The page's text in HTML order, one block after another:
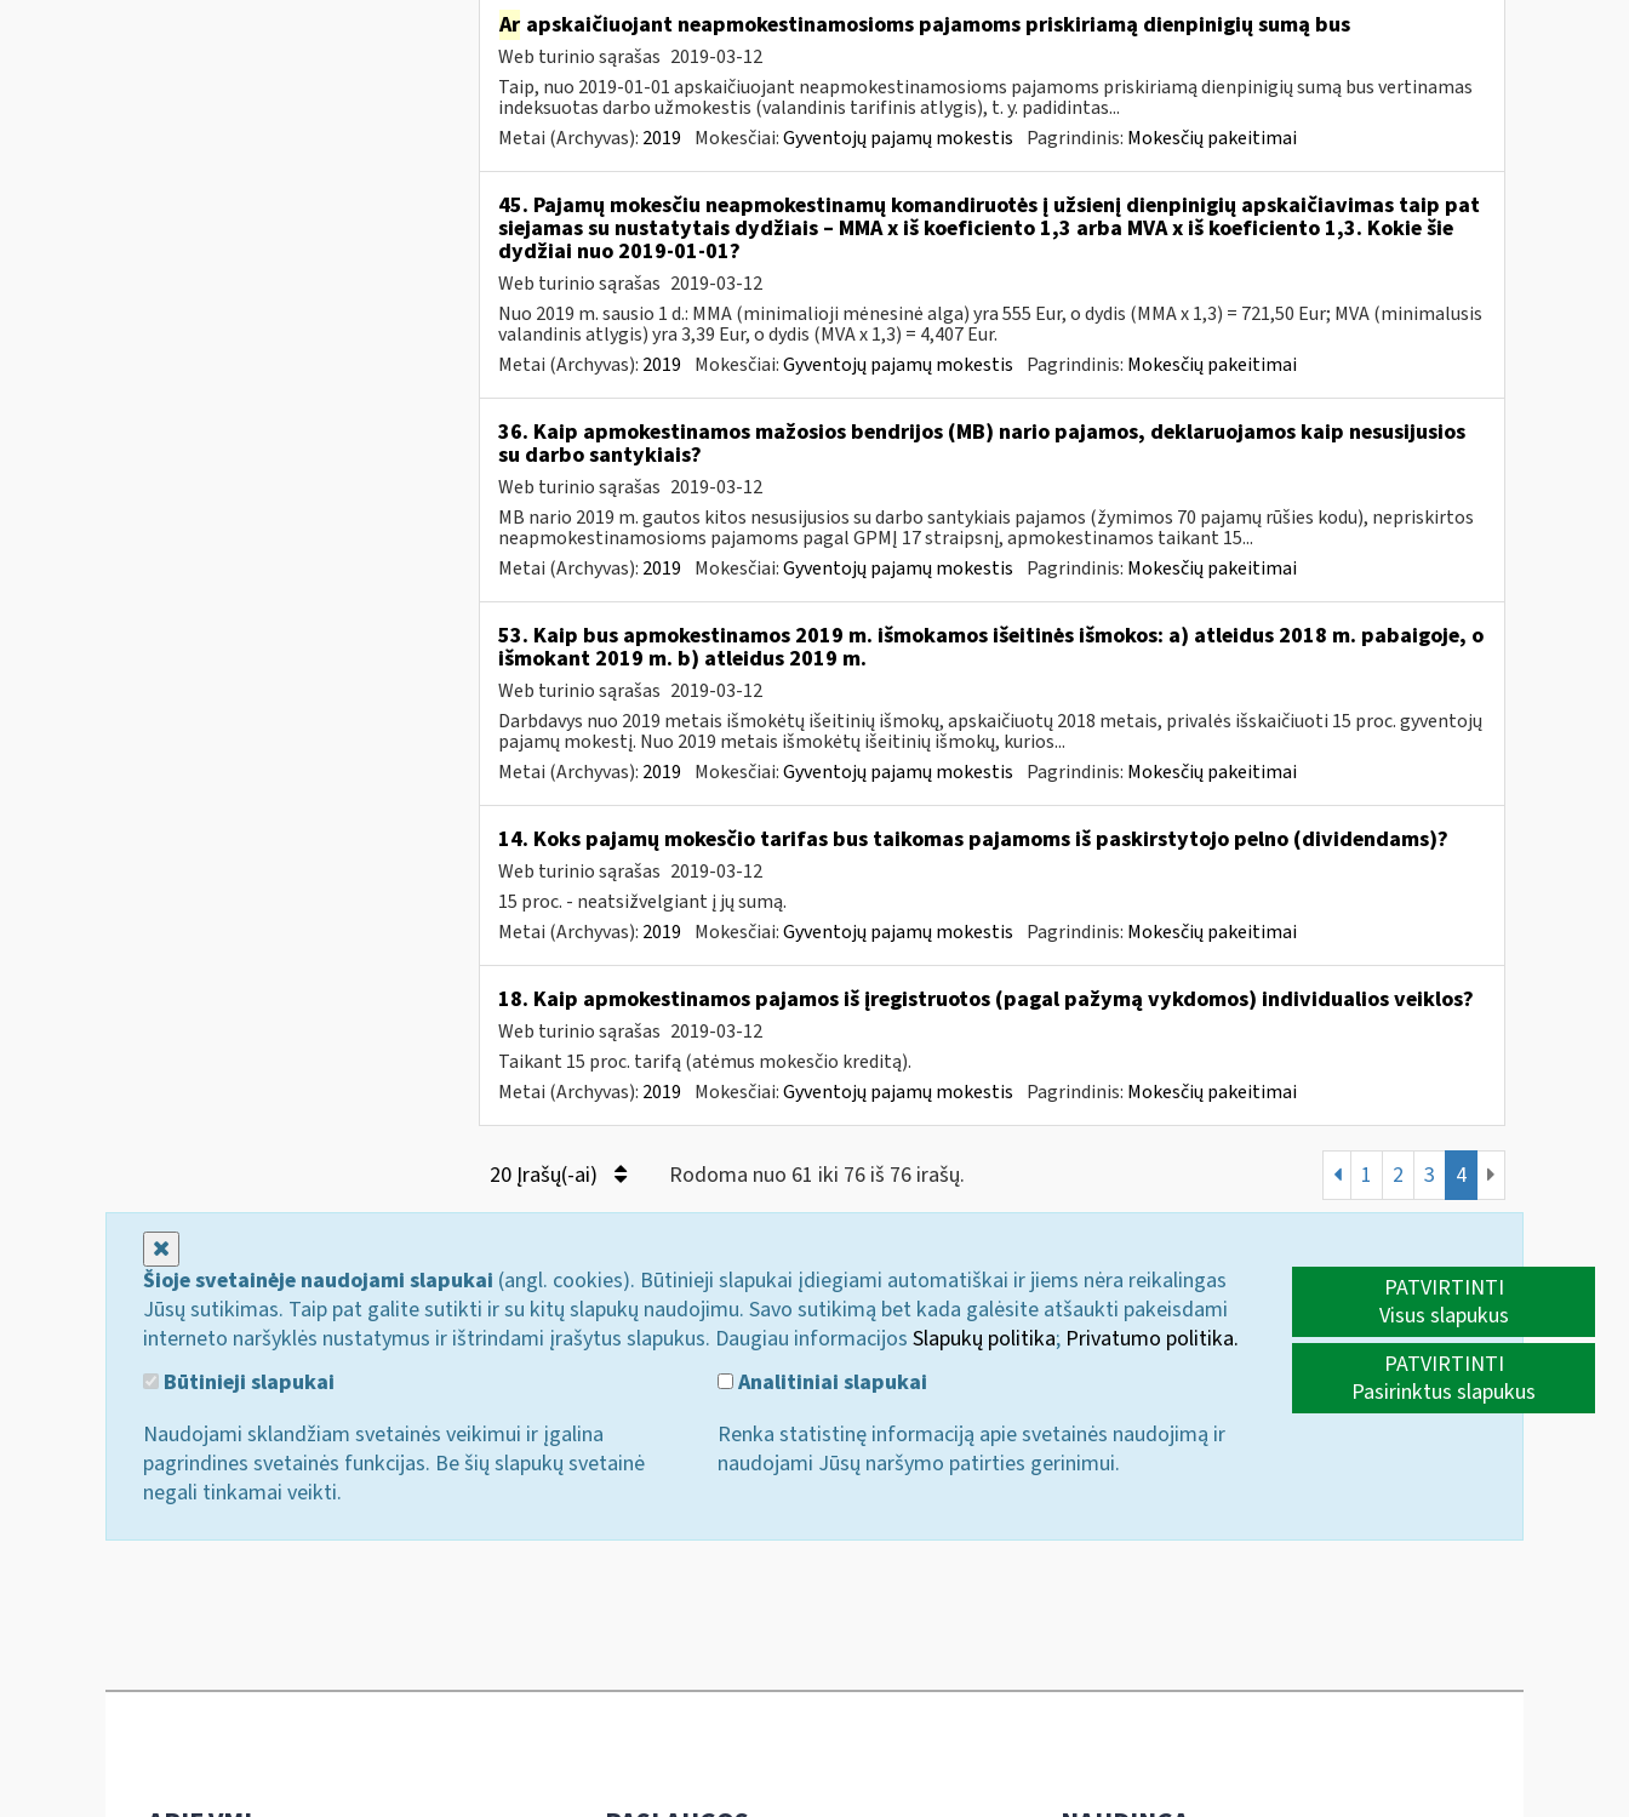
Arapskaičiuojant neapmokestinamosioms pajamoms priskiriamą dienpinigių sumą bus
Web turinio sąrašas 2019-03-12
Taip, nuo 2019-01-01 apskaičiuojant neapmokestinamosioms pajamoms priskiriamą dienpinigių sumą bus vertinamas
indeksuotas darbo užmokestis (valandinis tarifinis atlygis), t. y. padidintas...
Metai (Archyvas): 2019 Mokesčiai:Gyventojų pajamų mokestis Pagrindinis: Mokesčių pakeitimai
45. Pajamų mokesčiu neapmokestinamų komandiruotės į užsienį dienpinigių apskaičiavimas taip pat
siejamas su nustatytais dydžiais – MMA x iš koeficiento 1,3 arba MVA x iš koeficiento 1,3. Kokie šie
dydžiai nuo 2019-01-01?
Web turinio sąrašas 2019-03-12
Nuo 2019 m. sausio 1 d.: MMA (minimalioji mėnesinė alga) yra 555 Eur, o dydis (MMA x 1,3) = 721,50 Eur; MVA (minimalusis
valandinis atlygis) yra 3,39 Eur, o dydis (MVA x 1,3) = 4,407 Eur.
Metai (Archyvas): 2019 Mokesčiai:Gyventojų pajamų mokestis Pagrindinis: Mokesčių pakeitimai
36. Kaip apmokestinamos mažosios bendrijos (MB) nario pajamos, deklaruojamos kaip nesusijusios
su darbo santykiais?
Web turinio sąrašas 2019-03-12
MB nario 2019 m. gautos kitos nesusijusios su darbo santykiais pajamos (žymimos 70 pajamų rūšies kodu), nepriskirtos
neapmokestinamosioms pajamoms pagal GPMĮ 17 straipsnį, apmokestinamos taikant 15...
Metai (Archyvas): 2019 Mokesčiai:Gyventojų pajamų mokestis Pagrindinis: Mokesčių pakeitimai
53. Kaip bus apmokestinamos 2019 m. išmokamos išeitinės išmokos: a) atleidus 2018 m. pabaigoje, o
išmokant 2019 m. b) atleidus 2019 m.
Web turinio sąrašas 2019-03-12
Darbdavys nuo 2019 metais išmokėtų išeitinių išmokų, apskaičiuotų 2018 metais, privalės išskaičiuoti 15 proc. gyventojų
pajamų mokestį. Nuo 2019 metais išmokėtų išeitinių išmokų, kurios...
Metai (Archyvas): 2019 Mokesčiai:Gyventojų pajamų mokestis Pagrindinis: Mokesčių pakeitimai
14. Koks pajamų mokesčio tarifas bus taikomas pajamoms iš paskirstytojo pelno (dividendams)?
Web turinio sąrašas 2019-03-12
15 proc. - neatsižvelgiant į jų sumą.
Metai (Archyvas): 2019 Mokesčiai:Gyventojų pajamų mokestis Pagrindinis: Mokesčių pakeitimai
18. Kaip apmokestinamos pajamos iš įregistruotos (pagal pažymą vykdomos) individualios veiklos?
Web turinio sąrašas 2019-03-12
Taikant 15 proc. tarifą (atėmus mokesčio kreditą).
Metai (Archyvas): 2019 Mokesčiai:Gyventojų pajamų mokestis Pagrindinis: Mokesčių pakeitimai
20 Įrašų(-ai) Rodoma nuo 61 iki 76 iš 76 irašų. 1 2 3 4
Šioje svetainėje naudojami slapukai (angl. cookies). Būtinieji slapukai įdiegiami automatiškai ir jiems nėra reikalingas
Jūsų sutikimas. Taip pat galite sutikti ir su kitų slapukų naudojimu. Savo sutikimą bet kada galėsite atšaukti pakeisdami
interneto naršyklės nustatymus ir ištrindami įrašytus slapukus. Daugiau informacijos Slapukų politika; Privatumo politika.
Būtinieji slapukai
Naudojami sklandžiam svetainės veikimui ir įgalina
pagrindines svetainės funkcijas. Be šių slapukų svetainė
negali tinkamai veikti.
Analitiniai slapukai
Renka statistinę informaciją apie svetainės naudojimą ir
naudojami Jūsų naršymo patirties gerinimui.
PATVIRTINTI
Visus slapukus
PATVIRTINTI
Pasirinktus slapukus